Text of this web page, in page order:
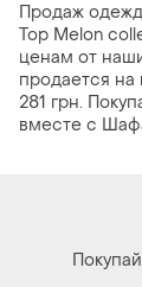
Продаж
Top Melon
ценам от
продается
281 грн.
вместе с